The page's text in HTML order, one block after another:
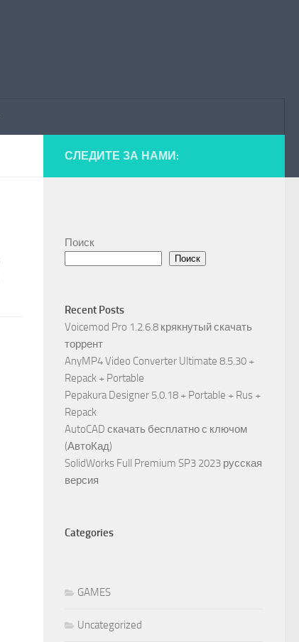
СЛЕДИТЕ ЗА НАМИ:
Поиск
Поиск
Recent Posts
Voicemod Pro 1.2.6.8 крякнутый скачать
торрент
AnyMP4 Video Converter Ultimate 8.5.30 +
Repack + Portable
Pepakura Designer 5.0.18 + Portable + Rus +
Repack
AutoCAD скачать бесплатно с ключом
(АвтоКад)
SolidWorks Full Premium SP3 2023 русская
версия
Categories
GAMES
Uncategorized